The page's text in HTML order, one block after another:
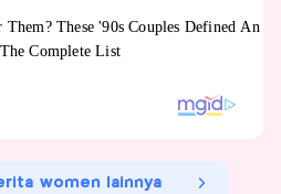
women lainnya